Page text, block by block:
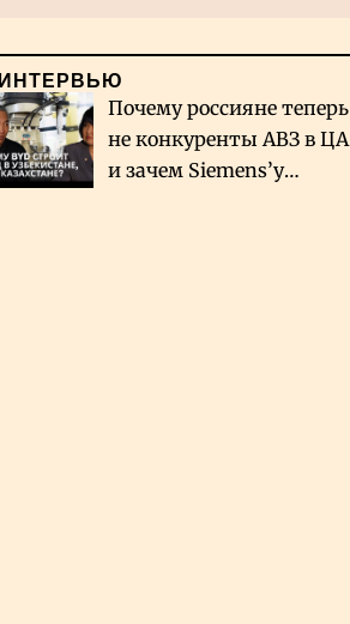
ИНТЕРВЬЮ
Почему россияне теперь
не конкуренты АВЗ в ЦА
и зачем Siemens’у